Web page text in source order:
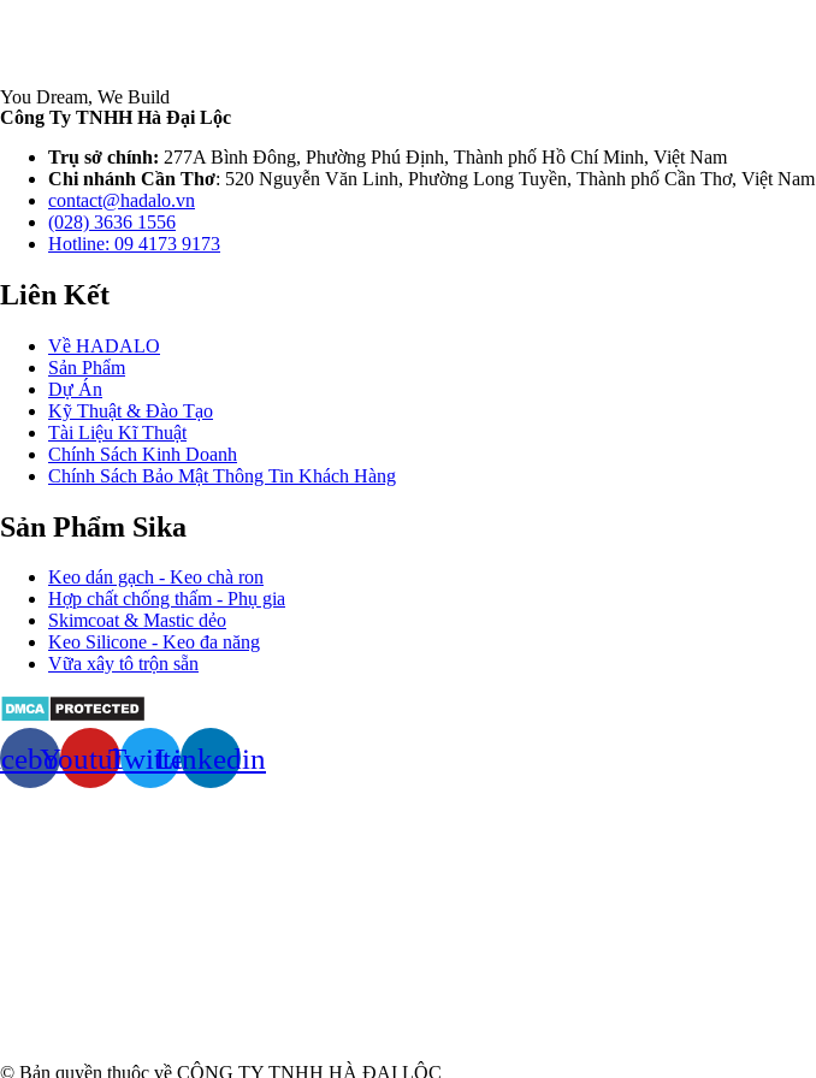
You Dream, We Build
Công Ty TNHH Hà Đại Lộc
Trụ sở chính: 277A Bình Đông, Phường Phú Định, Thành phố Hồ Chí Minh, Việt Nam
Chi nhánh Cần Thơ: 520 Nguyễn Văn Linh, Phường Long Tuyền, Thành phố Cần Thơ, Việt Nam
contact@hadalo.vn
(028) 3636 1556
Hotline: 09 4173 9173
Liên Kết
Về HADALO
Sản Phẩm
Dự Án
Kỹ Thuật & Đào Tạo
Tài Liệu Kĩ Thuật
Chính Sách Kinh Doanh
Chính Sách Bảo Mật Thông Tin Khách Hàng
Sản Phẩm Sika
Keo dán gạch - Keo chà ron
Hợp chất chống thấm - Phụ gia
Skimcoat & Mastic dẻo
Keo Silicone - Keo đa năng
Vữa xây tô trộn sẵn
YoutubeTwitterLinkedin
© Bản quyền thuộc về CÔNG TY TNHH HÀ ĐẠI LỘC